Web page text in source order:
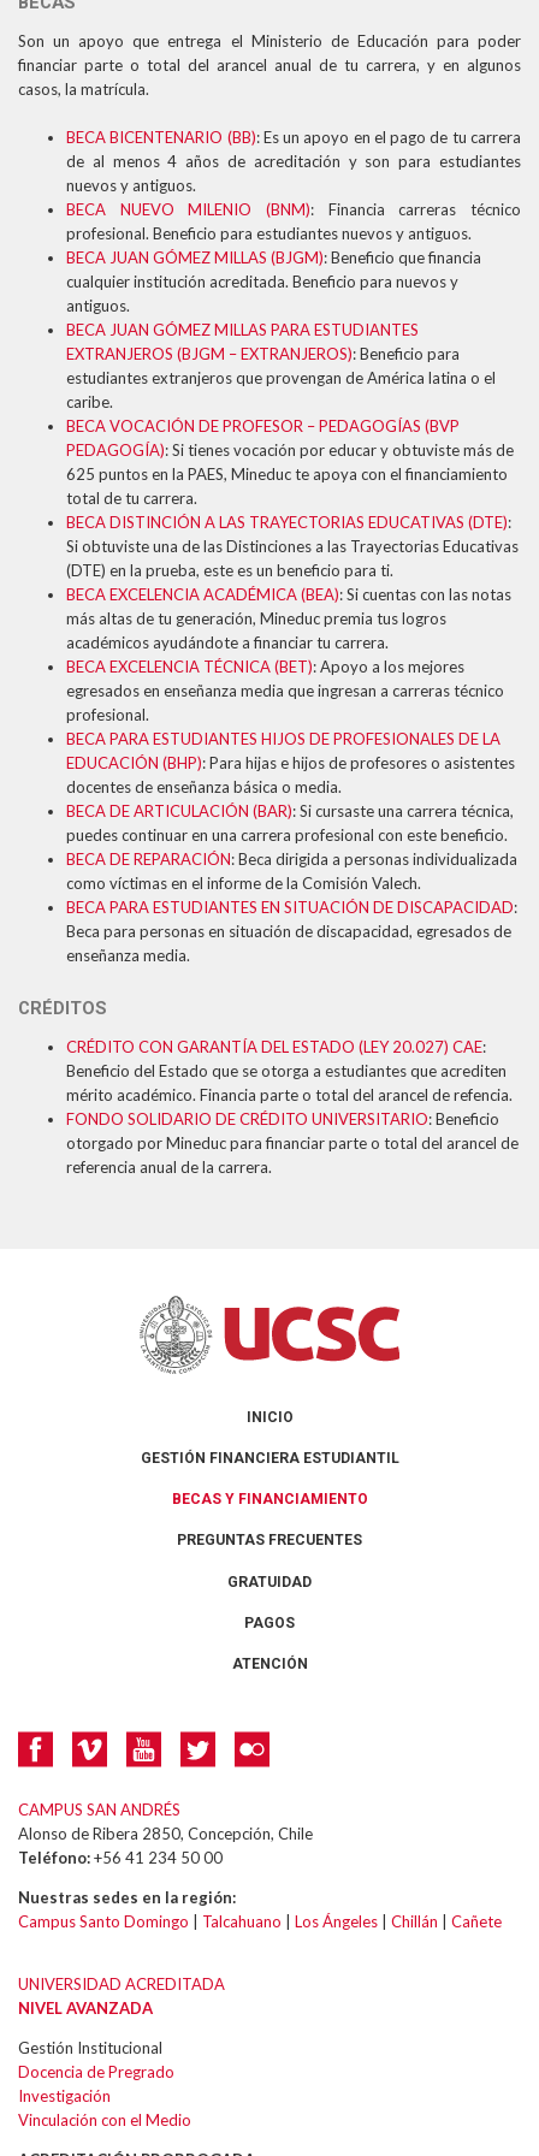
Son un apoyo que entrega el Ministerio de Educación para poder
financiar parte o total del arancel anual de tu carrera, y en algunos
casos, la matrícula.
BECA BICENTENARIO (BB): Es un apoyo en el pago de tu carrera
de al menos 4 años de acreditación y son para estudiantes
nuevos y antiguos.
BECA NUEVO MILENIO (BNM): Financia carreras técnico
profesional. Beneficio para estudiantes nuevos y antiguos.
BECA JUAN GÓMEZ MILLAS (BJGM): Beneficio que financia
cualquier institución acreditada. Beneficio para nuevos y
antiguos.
BECA JUAN GÓMEZ MILLAS PARA ESTUDIANTES
EXTRANJEROS (BJGM – EXTRANJEROS): Beneficio para
estudiantes extranjeros que provengan de América latina o el
caribe.
BECA VOCACIÓN DE PROFESOR – PEDAGOGÍAS (BVP
PEDAGOGÍA): Si tienes vocación por educar y obtuviste más de
625 puntos en la PAES, Mineduc te apoya con el financiamiento
total de tu carrera.
BECA DISTINCIÓN A LAS TRAYECTORIAS EDUCATIVAS (DTE):
Si obtuviste una de las Distinciones a las Trayectorias Educativas
(DTE) en la prueba, este es un beneficio para ti.
BECA EXCELENCIA ACADÉMICA (BEA): Si cuentas con las notas
más altas de tu generación, Mineduc premia tus logros
académicos ayudándote a financiar tu carrera.
BECA EXCELENCIA TÉCNICA (BET): Apoyo a los mejores
egresados en enseñanza media que ingresan a carreras técnico
profesional.
BECA PARA ESTUDIANTES HIJOS DE PROFESIONALES DE LA
EDUCACIÓN (BHP): Para hijas e hijos de profesores o asistentes
docentes de enseñanza básica o media.
BECA DE ARTICULACIÓN (BAR): Si cursaste una carrera técnica,
puedes continuar en una carrera profesional con este beneficio.
BECA DE REPARACIÓN: Beca dirigida a personas individualizada
como víctimas en el informe de la Comisión Valech.
BECA PARA ESTUDIANTES EN SITUACIÓN DE DISCAPACIDAD:
Beca para personas en situación de discapacidad, egresados de
enseñanza media.
CRÉDITOS
CRÉDITO CON GARANTÍA DEL ESTADO (LEY 20.027) CAE:
Beneficio del Estado que se otorga a estudiantes que acrediten
mérito académico. Financia parte o total del arancel de refencia.
FONDO SOLIDARIO DE CRÉDITO UNIVERSITARIO: Beneficio
otorgado por Mineduc para financiar parte o total del arancel de
referencia anual de la carrera.
INICIO
GESTIÓN FINANCIERA ESTUDIANTIL
BECAS Y FINANCIAMIENTO
PREGUNTAS FRECUENTES
GRATUIDAD
PAGOS
ATENCIÓN
CAMPUS SAN ANDRÉS
Alonso de Ribera 2850, Concepción, Chile
Teléfono:+56 41 234 50 00
Nuestras sedes en la región:
Campus Santo Domingo | Talcahuano | Los Ángeles | Chillán | Cañete
UNIVERSIDAD ACREDITADA
NIVEL AVANZADA
Gestión Institucional
Docencia de Pregrado
Investigación
Vinculación con el Medio